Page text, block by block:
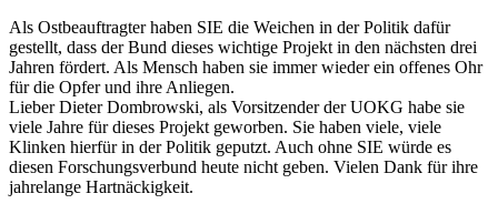
Als Ostbeauftragter haben SIE die Weichen in der Politik dafür
gestellt, dass der Bund dieses wichtige Projekt in den nächsten drei
Jahren fördert. Als Mensch haben sie immer wieder ein offenes Ohr
für die Opfer und ihre Anliegen.
Lieber Dieter Dombrowski, als Vorsitzender der UOKG habe sie
viele Jahre für dieses Projekt geworben. Sie haben viele, viele
Klinken hierfür in der Politik geputzt. Auch ohne SIE würde es
diesen Forschungsverbund heute nicht geben. Vielen Dank für ihre
jahrelange Hartnäckigkeit.